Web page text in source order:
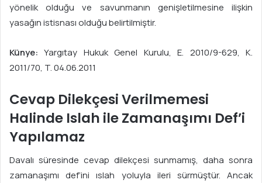
yönelik olduğu ve savunmanın genişletilmesine ilişkin
yasağın istisnası olduğu belirtilmiştir.
Künye: Yargıtay Hukuk Genel Kurulu, E. 2010/9-629, K.
2011/70, T. 04.06.2011
Cevap Dilekçesi Verilmemesi
Halinde Islah ile Zamanaşımı Def’i
Yapılamaz
Davalı süresinde cevap dilekçesi sunmamış, daha sonra
zamanaşımı def’ini ıslah yoluyla ileri sürmüştür. Ancak